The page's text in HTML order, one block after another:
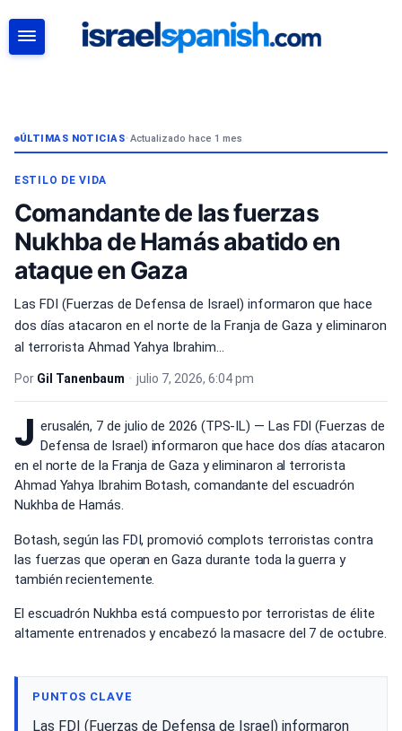
ÚLTIMAS NOTICIAS• Actualizado hace 1 mes
ESTILO DE VIDA
Comandante de las fuerzas
Nukhba de Hamás abatido en
ataque en Gaza
Las FDI (Fuerzas de Defensa de Israel) informaron que hace
dos días atacaron en el norte de la Franja de Gaza y eliminaron
al terrorista Ahmad Yahya Ibrahim...
Por Gil Tanenbaum • julio 7, 2026, 6:04 pm
J erusalén, 7 de julio de 2026 (TPS-IL) — Las FDI (Fuerzas de
Defensa de Israel) informaron que hace dos días atacaron
en el norte de la Franja de Gaza y eliminaron al terrorista
Ahmad Yahya Ibrahim Botash, comandante del escuadrón
Nukhba de Hamás.
Botash, según las FDI, promovió complots terroristas contra
las fuerzas que operan en Gaza durante toda la guerra y
también recientemente.
El escuadrón Nukhba está compuesto por terroristas de élite
altamente entrenados y encabezó la masacre del 7 de octubre.
PUNTOS CLAVE
Las FDI (Fuerzas de Defensa de Israel) informaron